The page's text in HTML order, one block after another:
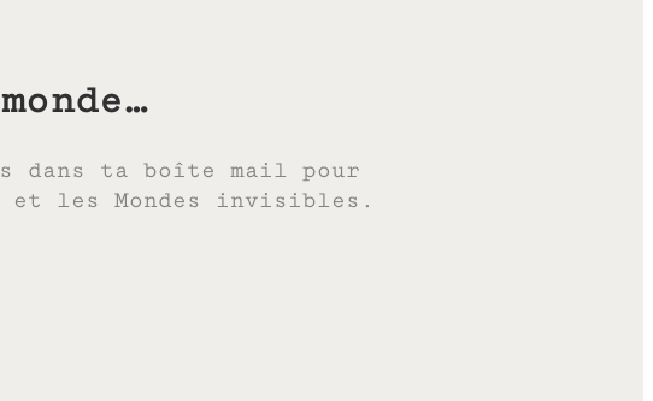
dans ta boîte mail pour
et les Mondes invisibles.